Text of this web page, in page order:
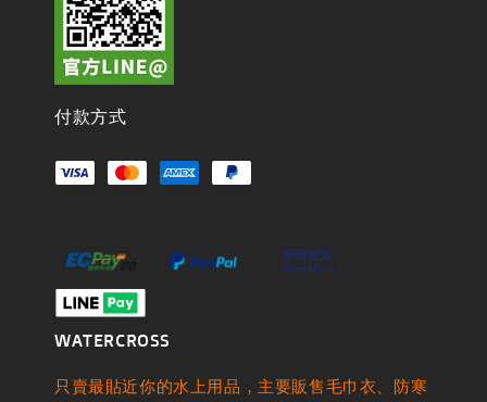
付款方式
WATERCROSS
只賣最貼近你的水上用品，主要販售毛巾衣、防寒